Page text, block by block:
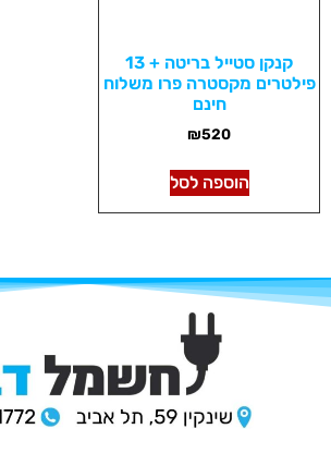
קנקן סטייל בריטה + 13
פילטרים מקסטרה פרו משלוח
חינם
₪520
הוספה לסל